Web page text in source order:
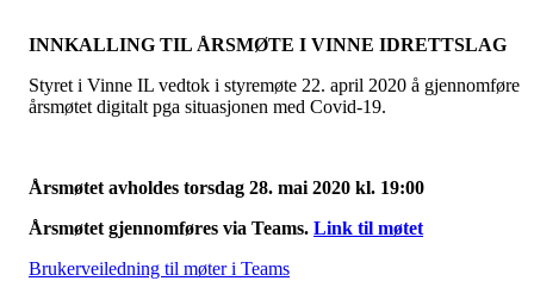
INNKALLING TIL ÅRSMØTE I VINNE IDRETTSLAG
Styret i Vinne IL vedtok i styremøte 22. april 2020 å gjennomføre
årsmøtet digitalt pga situasjonen med Covid-19.
Årsmøtet avholdes torsdag 28. mai 2020 kl. 19:00
Årsmøtet gjennomføres via Teams. Link til møtet
Brukerveiledning til møter i Teams